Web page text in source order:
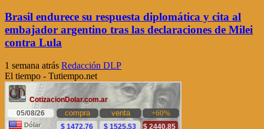
Brasil endurece su respuesta diplomática y cita al
embajador argentino tras las declaraciones de Milei
contra Lula
1 semana atrás Redacción DLP
El tiempo - Tutiempo.net